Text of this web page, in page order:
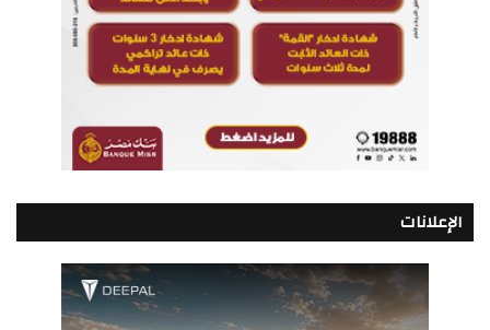
الإعلانات